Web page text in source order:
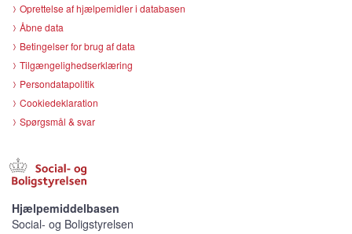
Oprettelse af hjælpemidler i databasen
Åbne data
Betingelser for brug af data
Tilgængelighedserklæring
Persondatapolitik
Cookiedeklaration
Spørgsmål & svar
Hjælpemiddelbasen
Social- og Boligstyrelsen